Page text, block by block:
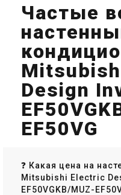
Частые
Design
EF50VG
❓ Какая цена на
Mitsubishi Electric
EF50VGKB/MUZ-